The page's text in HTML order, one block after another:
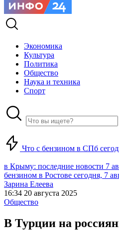
Экономика
Культура
Политика
Общество
Наука и техника
Спорт
Что с бензином в СПб
в Крыму: последние новости 7
бензином в Ростове сегодня, 7
Зарина Елеева
16:34 20 августа 2025
Общество
В Турции на